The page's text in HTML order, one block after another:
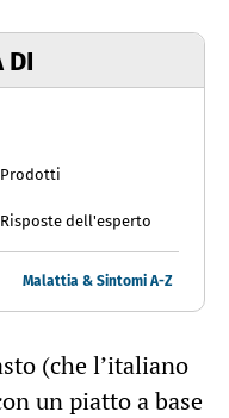
DI
Prodotti
Risposte dell'esperto
Malattia & Sintomi A-Z
(che l’italiano
un piatto a base